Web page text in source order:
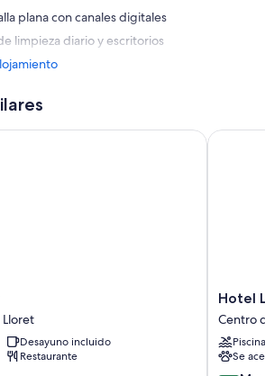
plana con canales digitales
limpieza diario y escritorios
Desayuno incluido
Restaurante
Hotel
Lloret
Santa
Rosa
by
Hotel
Centro
Piscina
Se
Hotel